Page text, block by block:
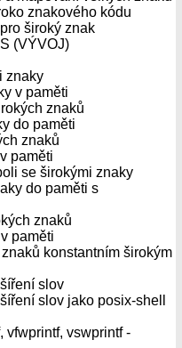
znakového kódu
široký znak
(VÝVOJ)
znaky
v paměti
znaků
do paměti
znaků
paměti
se širokými znaky
do paměti s
znaků
paměti
konstantním širokým
slov
slov jako posix-shell
vfwprintf, vswprintf -